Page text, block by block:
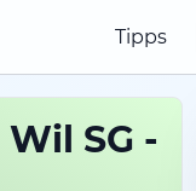
Tipps
SG -